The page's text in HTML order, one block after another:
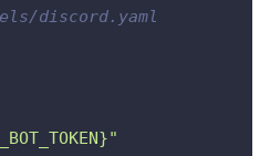
discord.yaml